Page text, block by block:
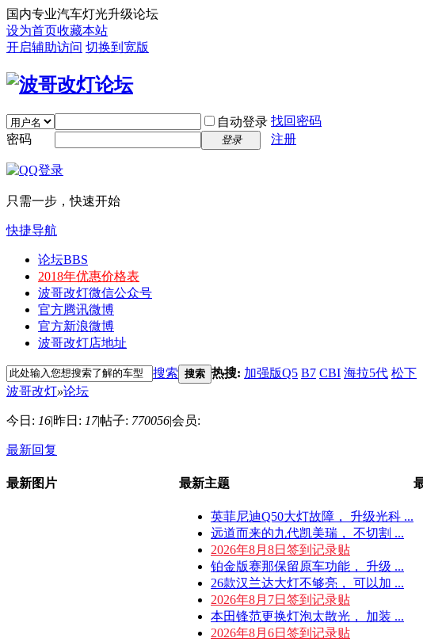
国内专业汽车灯光升级论坛
设为首页收藏本站
开启辅助访问 切换到宽版
自动登录 找回密码
密码
登录 注册
只需一步，快速开始
快捷导航
论坛BBS
2018年优惠价格表
波哥改灯微信公众号
官方腾讯微博
官方新浪微博
波哥改灯店地址
搜索 搜索 热搜: 加强版Q5 B7 CBI 海拉5代 松下
波哥改灯»论坛
今日: 16|昨日: 17|帖子: 770056|会员:
最新回复
最新图片 最新主题
英菲尼迪Q50大灯故障， 升级光科 ...
远道而来的九代凯美瑞， 不切割 ...
2026年8月8日签到记录贴
铂金版赛那保留原车功能， 升级 ...
26款汉兰达大灯不够亮， 可以加 ...
2026年8月7日签到记录贴
本田锋范更换灯泡太散光， 加装 ...
2026年8月6日签到记录贴